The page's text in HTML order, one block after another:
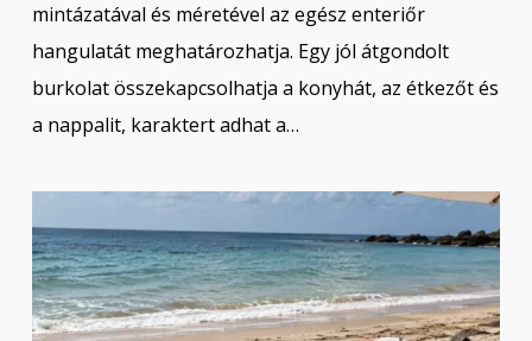
mintázatával és méretével az egész enteriőr
hangulatát meghatározhatja. Egy jól átgondolt
burkolat összekapcsolhatja a konyhát, az étkezőt és
a nappalit, karaktert adhat a…